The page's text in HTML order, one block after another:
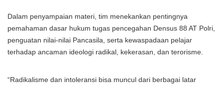
Dalam penyampaian materi, tim menekankan pentingnya
pemahaman dasar hukum tugas pencegahan Densus 88 AT Polri,
penguatan nilai-nilai Pancasila, serta kewaspadaan pelajar
terhadap ancaman ideologi radikal, kekerasan, dan terorisme.
“Radikalisme dan intoleransi bisa muncul dari berbagai latar